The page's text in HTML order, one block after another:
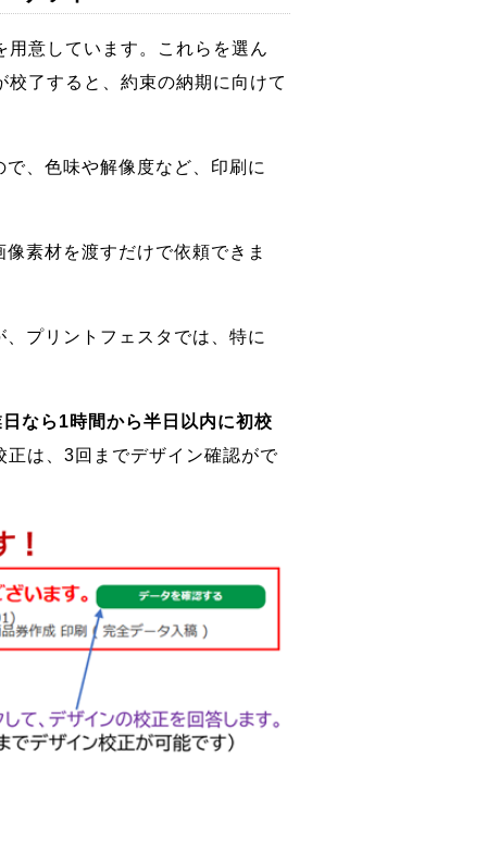
意しています。これらを選ん
了すると、約束の納期に向けて
、色味や解像度など、印刷に
素材を渡すだけで依頼できま
プリントフェスタでは、特に
なら1時間から半日以内に初校
正は、3回までデザイン確認がで